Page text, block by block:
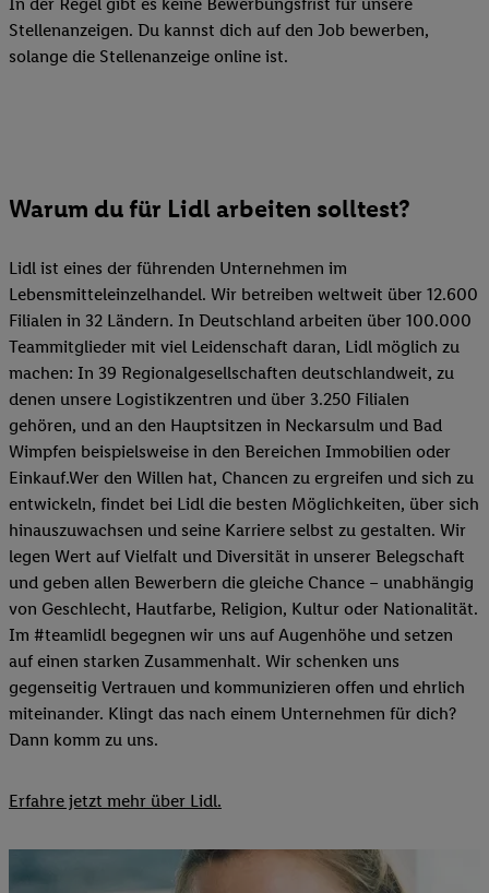
Stellenanzeigen. Du kannst dich auf den Job bewerben,
solange die Stellenanzeige online ist.
Warum du für Lidl arbeiten solltest?
Lidl ist eines der führenden Unternehmen im
Lebensmitteleinzelhandel. Wir betreiben weltweit über 12.600
Filialen in 32 Ländern. In Deutschland arbeiten über 100.000
Teammitglieder mit viel Leidenschaft daran, Lidl möglich zu
machen: In 39 Regionalgesellschaften deutschlandweit, zu
denen unsere Logistikzentren und über 3.250 Filialen
gehören, und an den Hauptsitzen in Neckarsulm und Bad
Wimpfen beispielsweise in den Bereichen Immobilien oder
Einkauf.Wer den Willen hat, Chancen zu ergreifen und sich zu
entwickeln, findet bei Lidl die besten Möglichkeiten, über sich
hinauszuwachsen und seine Karriere selbst zu gestalten. Wir
legen Wert auf Vielfalt und Diversität in unserer Belegschaft
und geben allen Bewerbern die gleiche Chance – unabhängig
von Geschlecht, Hautfarbe, Religion, Kultur oder Nationalität.
Im #teamlidl begegnen wir uns auf Augenhöhe und setzen
auf einen starken Zusammenhalt. Wir schenken uns
gegenseitig Vertrauen und kommunizieren offen und ehrlich
miteinander. Klingt das nach einem Unternehmen für dich?
Dann komm zu uns.​
Erfahre jetzt mehr über Lidl.